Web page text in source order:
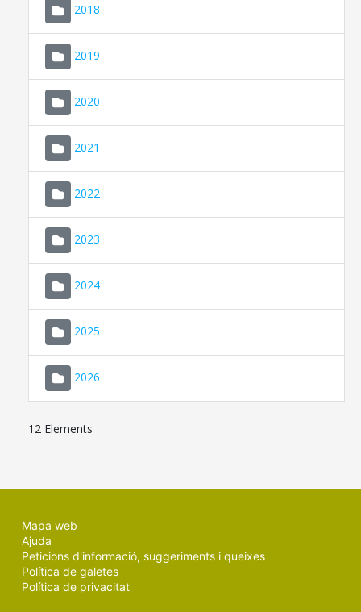
2018
2019
2020
2021
2022
2023
2024
2025
2026
12 Elements
Mapa web
Ajuda
Peticions d'informació, suggeriments i queixes
Política de galetes
Política de privacitat